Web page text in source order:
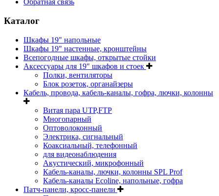
Обратная связь
Каталог
Шкафы 19" напольные
Шкафы 19" настенные, кронштейны
Всепогодные шкафы, открытые стойки
Аксессуары для 19" шкафов и стоек
Полки, вентиляторы
Блок розеток, органайзеры
Кабель, провода, кабель-каналы, гофра, лючки, колонны
Витая пара UTP,FTP
Многопарный
Оптоволоконный
Электрика, сигнальный
Коаксиальный, телефонный
для видеонаблюдения
Акустический, микрофонный
Кабель-каналы, лючки, колонны SPL Prof
Кабель-каналы Ecoline, напольные, гофра
Патч-панели, кросс-панели